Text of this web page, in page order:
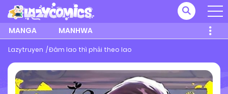
MANGA MANHWA
Lazytruyen Đâm lao thì phải theo lao